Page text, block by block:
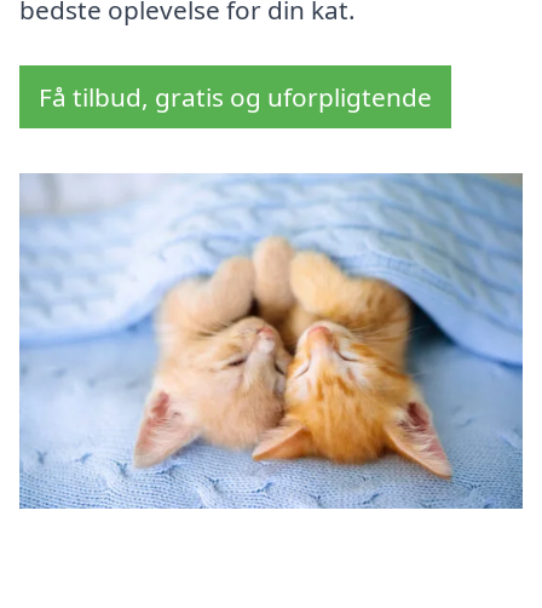
bedste oplevelse for din kat.
Få tilbud, gratis og uforpligtende